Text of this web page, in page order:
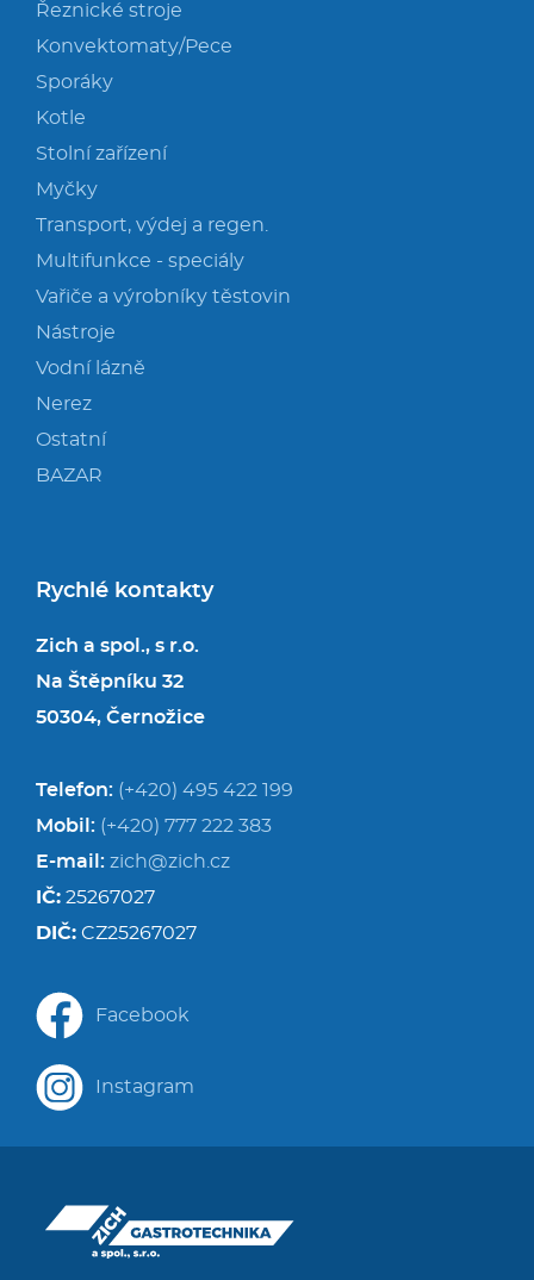
Řeznické stroje
Konvektomaty/Pece
Sporáky
Kotle
Stolní zařízení
Myčky
Transport, výdej a regen.
Multifunkce - speciály
Vařiče a výrobníky těstovin
Nástroje
Vodní lázně
Nerez
Ostatní
BAZAR
Rychlé kontakty
Zich a spol., s r.o.
Na Štěpníku 32
50304, Černožice
Telefon: (+420) 495 422 199
Mobil: (+420) 777 222 383
E-mail: zich@zich.cz
IČ: 25267027
DIČ: CZ25267027
Facebook
Instagram